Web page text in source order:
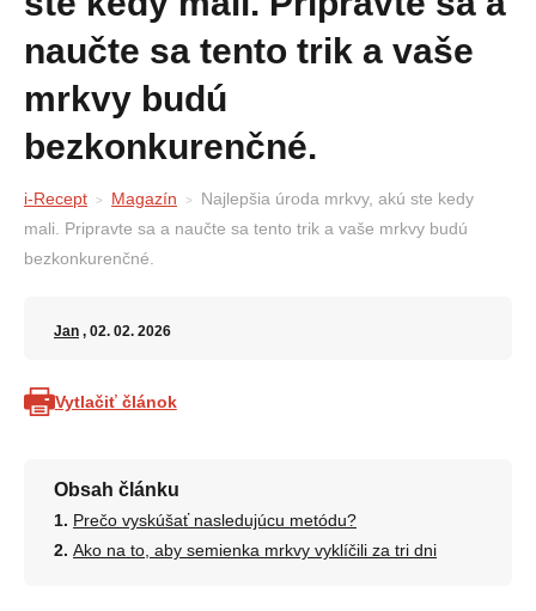
naučte sa tento trik a vaše
mrkvy budú
bezkonkurenčné.
i-Recept Magazín
Najlepšia úroda mrkvy, akú ste kedy
mali. Pripravte sa a naučte sa tento trik a vaše mrkvy budú
bezkonkurenčné.
Jan , 02. 02. 2026
Vytlačiť článok
Obsah článku
Prečo vyskúšať nasledujúcu metódu?
Ako na to, aby semienka mrkvy vyklíčili za tri dni